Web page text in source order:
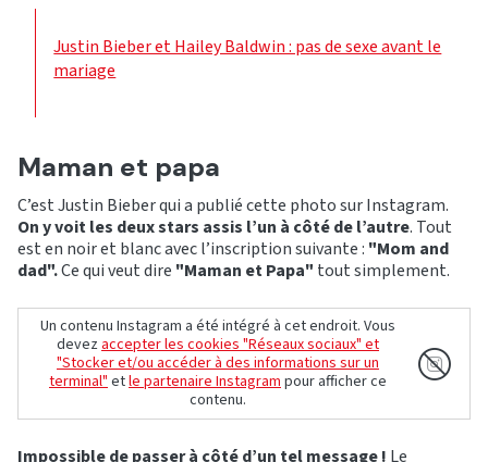
Justin Bieber et Hailey Baldwin : pas de sexe avant le
mariage
Maman et papa
C’est Justin Bieber qui a publié cette photo sur Instagram.
On y voit les deux stars assis l’un à côté de l’autre. Tout
est en noir et blanc avec l’inscription suivante : "Mom and
dad".Ce qui veut dire "Maman et Papa" tout simplement.
Un contenu Instagram a été intégré à cet endroit. Vous
devezaccepter les cookies "Réseaux sociaux" et
"Stocker et/ou accéder à des informations sur un
terminal"etle partenaire Instagrampour afficher ce
contenu.
Impossible depasser à côté d’un tel message ! Le